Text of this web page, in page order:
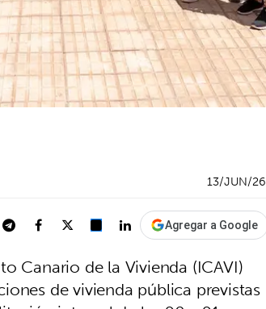
13/JUN/26
Agregar a Google
Canario de la Vivienda (ICAVI)
de vivienda pública previstas